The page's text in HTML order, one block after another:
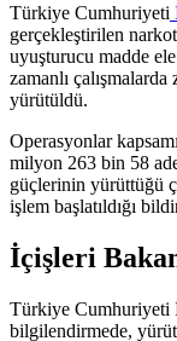
Türkiye Cumhuriyeti
gerçekleştirilen
uyuşturucu madde
zamanlı
yürütüldü.
Operasyonlar
milyon 263 bin 58
güçlerinin yürüttüğü
işlem başlatıldığı
İçişleri
Türkiye Cumhuriyeti
bilgilendirmede,